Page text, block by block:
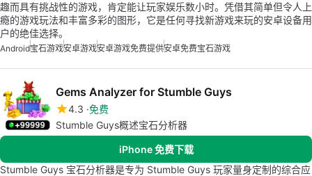
趣而具有挑战性的游戏，肯定能让玩家娱乐数小时。凭借其简单但令人上
瘾的游戏玩法和丰富多彩的图形，它是任何寻找新游戏来玩的安卓设备用
户的绝佳选择。
Android宝石游戏安卓游戏安卓游戏免费提供安卓免费宝石游戏
Gems Analyzer for Stumble Guys
4.3 免费
Stumble Guys概述宝石分析器
iPhone 免费下载
Stumble Guys 宝石分析器是专为 Stumble Guys 玩家量身定制的综合应